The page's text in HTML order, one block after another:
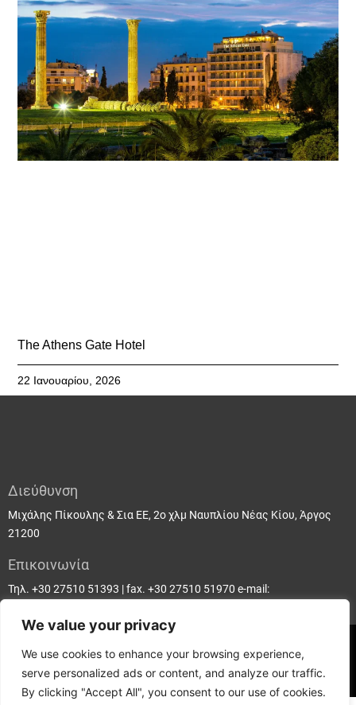
We value your privacy
We use cookies to enhance your browsing experience,
serve personalized ads or content, and analyze our traffic.
By clicking "Accept All", you consent to our use of cookies.
The Athens Gate Hotel
22 Ιανουαρίου, 2026
Διεύθυνση
Μιχάλης Πίκουλης & Σια EE, 2ο χλμ Ναυπλίου Νέας Κίου, Άργος
21200
Επικοινωνία
Τηλ. +30 27510 51393 | fax. +30 27510 51970 e-mail:
© Copyright - Intradoor Interior Door Industry